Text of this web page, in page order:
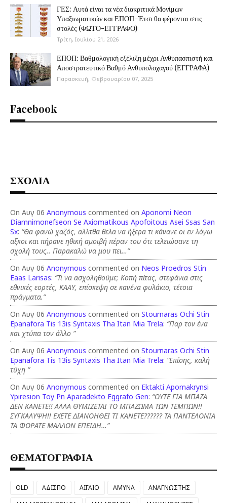
ΓΕΣ: Αυτά είναι τα νέα διακριτικά Μονίμων
Υπαξιωματικών και ΕΠΟΠ–Έτσι θα φέρονται στις
στολές (ΦΩΤΟ-ΕΓΓΡΑΦΟ)
Τρίτη, Ιουλίου 21, 2026
ΕΠΟΠ: Βαθμολογική εξέλιξη μέχρι Ανθυπασπιστή και
Αποστρατευτικό Βαθμό Ανθυπολοχαγού (ΕΓΓΡΑΦΑ)
Παρασκευή, Φεβρουαρίου 07, 2025
Facebook
ΣΧΟΛΙΑ
On Αυγ 06 Anonymous commented on Aponomi Neon
Diamnimonefseon Se Axiomatikous Apofoitous Asei Ssas San
Sx: “Θα φανώ χαζός, αλλτθα θελα να ήξερα τι κάνανε οι εν λόγω
αξκοι και πήρανε ηθική αμοιβή πέραν του ότι τελειώσανε τη
σχολή τους.. Παρακαλώ να μου πει…”
On Αυγ 06 Anonymous commented on Neos Proedros Stin
Eaas Larisas: “Τι να ασχοληθούμε; Κοπή πίτας, στεφάνια στις
εθνικές εορτές, ΚΑΑΥ, επίσκεψη σε κανένα φυλάκιο, τέτοια
πράγματα.”
On Αυγ 06 Anonymous commented on Stournaras Ochi Stin
Epanafora Tis 13is Syntaxis Tha Itan Mia Trela: “Παρ τον ένα
και χτύπα τον άλλο ”
On Αυγ 06 Anonymous commented on Stournaras Ochi Stin
Epanafora Tis 13is Syntaxis Tha Itan Mia Trela: “Επίσης, καλή
τύχη ”
On Αυγ 06 Anonymous commented on Ektakti Apomakrynsi
Ypiresion Toy Pn Aparadekto Eggrafo Gen: “ΟΥΤΕ ΓΙΑ ΜΠΑΖΑ
ΔΕΝ ΚΑΝΕΤΕ!! ΑΛΛΑ ΘΥΜΙΖΕΤΑΙ ΤΟ ΜΠΑΖΩΜΑ ΤΩΝ ΤΕΜΠΩΝ!!
ΣΥΓΚΑΛΥΨΗ!! ΕΧΕΤΕ ΔΙΑΝΟΗΘΕΙ ΤΙ ΚΑΝΕΤΕ?????? ΤΑ ΠΑΝΤΕΛΟΝΙΑ
ΤΑ ΦΟΡΑΤΕ ΜΑΛΛΟΝ ΕΠΕΙΔΗ…”
ΘΕΜΑΤΟΓΡΑΦΙΑ
OLD ΑΔΙΣΠΟ ΑΙΓΑΙΟ ΑΜΥΝΑ
ΑΝΑΓΝΩΣΤΗΣ